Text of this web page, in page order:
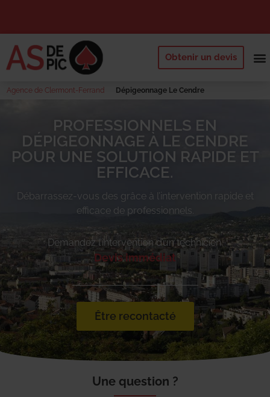
Obtenir un devis
Agence de Clermont-Ferrand Dépigeonnage Le Cendre
PROFESSIONNELS EN
DÉPIGEONNAGE À LE CENDRE
POUR UNE SOLUTION RAPIDE ET
EFFICACE.
Débarrassez-vous des grâce à l’intervention rapide et
efficace de professionnels.
Demandez l’intervention d’un technicien.
Devis immédiat
Être recontacté
Une question ?